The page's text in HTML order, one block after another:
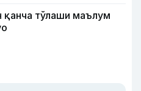
қанча тўлаши маълум